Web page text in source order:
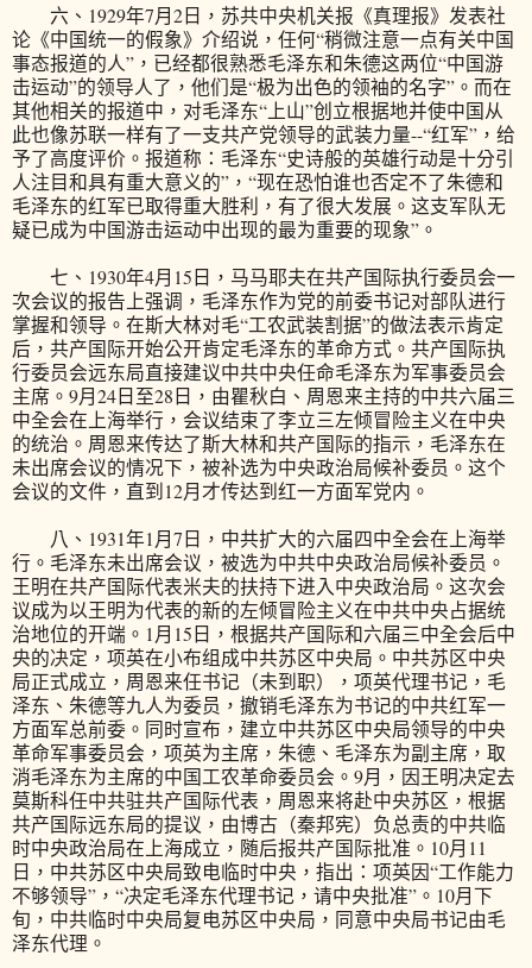
六、1929年7月2日，苏共中央机关报《真理报》发表社
论《中国统一的假象》介绍说，任何“稍微注意一点有关中国
事态报道的人”，已经都很熟悉毛泽东和朱德这两位“中国游
击运动”的领导人了，他们是“极为出色的领袖的名字”。而在
其他相关的报道中，对毛泽东“上山”创立根据地并使中国从
此也像苏联一样有了一支共产党领导的武装力量--“红军”，给
予了高度评价。报道称：毛泽东“史诗般的英雄行动是十分引
人注目和具有重大意义的”，“现在恐怕谁也否定不了朱德和
毛泽东的红军已取得重大胜利，有了很大发展。这支军队无
疑已成为中国游击运动中出现的最为重要的现象”。
七、1930年4月15日，马马耶夫在共产国际执行委员会一
次会议的报告上强调，毛泽东作为党的前委书记对部队进行
掌握和领导。在斯大林对毛“工农武装割据”的做法表示肯定
后，共产国际开始公开肯定毛泽东的革命方式。共产国际执
行委员会远东局直接建议中共中央任命毛泽东为军事委员会
主席。9月24日至28日，由瞿秋白、周恩来主持的中共六届三
中全会在上海举行，会议结束了李立三左倾冒险主义在中央
的统治。周恩来传达了斯大林和共产国际的指示，毛泽东在
未出席会议的情况下，被补选为中央政治局候补委员。这个
会议的文件，直到12月才传达到红一方面军党内。
八、1931年1月7日，中共扩大的六届四中全会在上海举
行。毛泽东未出席会议，被选为中共中央政治局候补委员。
王明在共产国际代表米夫的扶持下进入中央政治局。这次会
议成为以王明为代表的新的左倾冒险主义在中共中央占据统
治地位的开端。1月15日，根据共产国际和六届三中全会后中
央的决定，项英在小布组成中共苏区中央局。中共苏区中央
局正式成立，周恩来任书记（未到职），项英代理书记，毛
泽东、朱德等九人为委员，撤销毛泽东为书记的中共红军一
方面军总前委。同时宣布，建立中共苏区中央局领导的中央
革命军事委员会，项英为主席，朱德、毛泽东为副主席，取
消毛泽东为主席的中国工农革命委员会。9月，因王明决定去
莫斯科任中共驻共产国际代表，周恩来将赴中央苏区，根据
共产国际远东局的提议，由博古（秦邦宪）负总责的中共临
时中央政治局在上海成立，随后报共产国际批准。10月11
日，中共苏区中央局致电临时中央，指出：项英因“工作能力
不够领导”，“决定毛泽东代理书记，请中央批准”。10月下
旬，中共临时中央局复电苏区中央局，同意中央局书记由毛
泽东代理。